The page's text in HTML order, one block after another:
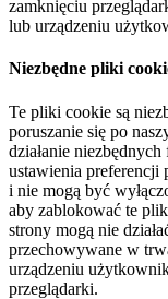
zamknięciu
lub urządzeniu
Niezbędne pliki
Te pliki cookie są
poruszanie się po
działanie
ustawienia preferencji
i nie mogą być
aby zablokować te
strony mogą nie
przechowywane w
urządzeniu
przeglądarki.